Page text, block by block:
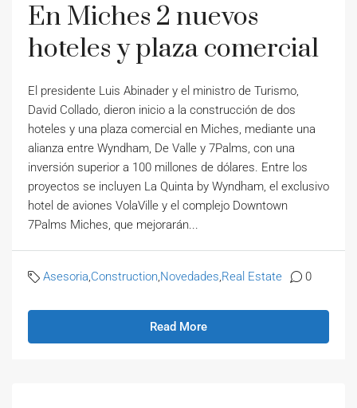
En Miches 2 nuevos
hoteles y plaza comercial
El presidente Luis Abinader y el ministro de Turismo,
David Collado, dieron inicio a la construcción de dos
hoteles y una plaza comercial en Miches, mediante una
alianza entre Wyndham, De Valle y 7Palms, con una
inversión superior a 100 millones de dólares. Entre los
proyectos se incluyen La Quinta by Wyndham, el exclusivo
hotel de aviones VolaVille y el complejo Downtown
7Palms Miches, que mejorarán...
Asesoria,Construction,Novedades,Real Estate 0
Read More